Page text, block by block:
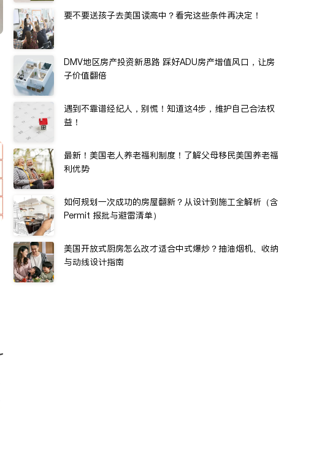
要不要送孩子去美国读高中？看完这些条件再决定！
DMV地区房产投资新思路 踩好ADU房产增值风口，让房
子价值翻倍
遇到不靠谱经纪人，别慌！知道这4步，维护自己合法权
益！
最新！美国老人养老福利制度！了解父母移民美国养老福
利优势
如何规划一次成功的房屋翻新？从设计到施工全解析（含
Permit 报批与避雷清单）
美国开放式厨房怎么改才适合中式爆炒？抽油烟机、收纳
与动线设计指南